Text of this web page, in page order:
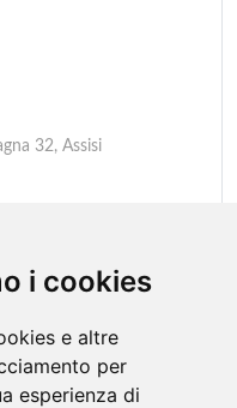
i cookies
e altre
per
esperienza di
32, Assisi
28, Assisi